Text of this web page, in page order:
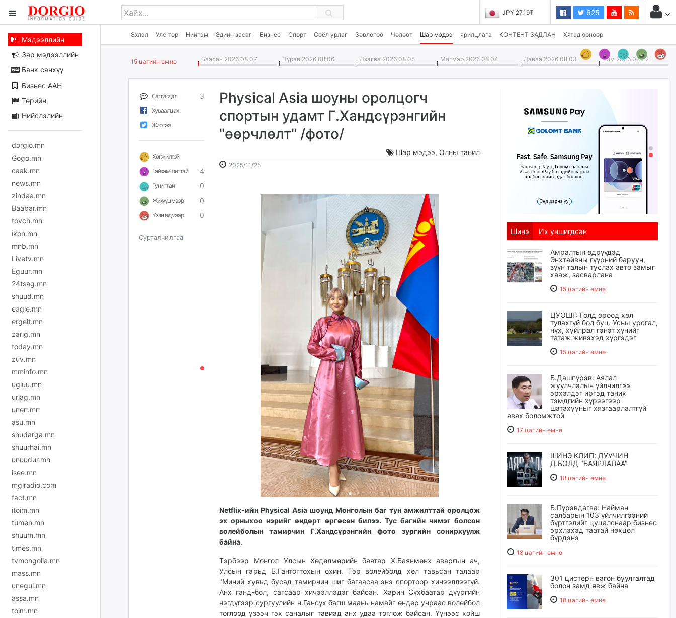
JPY 27.19₮ CHF 3,824.26₮625
Эхлэл Улс төр Нийгэм Эдийн засаг Бизнес Спорт Соёл урлаг Зөвлөгөө Чөлөөт Шар мэдээ ярилцлага КОНТЕНТ ЗАДЛАН Хятад орноор
Мэдээллийн
Зар мэдээллийн
Банк санхүү
Бизнес ААН
Төрийн
Нийслэлийн
dorgio.mn
Gogo.mn
caak.mn
news.mn
zindaa.mn
Baabar.mn
tovch.mn
ikon.mn
mnb.mn
Livetv.mn
Eguur.mn
24tsag.mn
shuud.mn
eagle.mn
ergelt.mn
zarig.mn
today.mn
zuv.mn
mminfo.mn
ugluu.mn
urlag.mn
unen.mn
asu.mn
shudarga.mn
shuurhai.mn
unuudur.mn
isee.mn
mglradio.com
fact.mn
itoim.mn
tumen.mn
shuum.mn
times.mn
tvmongolia.mn
mass.mn
unegui.mn
assa.mn
toim.mn
15 цагийн өмнө Баасан 2026 08 07 Пүрэв 2026 08 06 Лхагва 2026 08 05 Мягмар 2026 08 04 Даваа 2026 08 03 Ням 2026 08 02
Сэтгэгдэл 3
Хуваалцах
Жиргээ
Хөгжилтэй
Гайхамшигтай
4
Гунигтай 0
Жихүүцмээр 0
Үзэн ядмаар 0
Сурталчилгаа
Physical Asia шоуны оролцогч
спортын удамт Г.Хандсүрэнгийн
"өөрчлөлт" /фото/
Шар мэдээ, Олны танил
2025/11/252025-
2026-
Netflix-ийн Physical Asia шоунд Монголын баг тун амжилттай оролцож
эх орныхоо нэрийг өндөрт өргөсөн билээ. Тус багийн чимэг болсон
волейболын тамирчин Г.Хандсүрэнгийн фото зургийн сонирхуулж
байна.
Тэрбээр Монгол Улсын Хөдөлмөрийн баатар Х.Баянмөнх аваргын ач,
Улсын гарьд Б.Гантогтохын охин. Тэр волейболд хөл тавьсан талаар
"Миний хувьд бусад тамирчин шиг багаасаа энэ спортоор хичээллээгүй.
Анх ганд-бол, сагсаар хичээллэдэг байсан. Харин Сүхбаатар дүүргийн
нэгдүгээр сургуулийн н.Гансүх багш маань намайг өндөр учраас волейбол
тоглоод үзээч гэх саналыг тавиад анх удаа тоглож байсан. Үүнээс хойш
Шинэ Их уншигдсан
Амралтын өдрүүдэд
Энхтайвны гүүрний баруун,
зүүн талын туслах авто замыг
хааж, засварлана
15 цагийн өмнө
ЦУОШГ: Голд ороод хөл
тулахгүй бол буц. Усны урсгал,
нүх, хуйлрал гэнэт хүнийг
татаж живэхэд хүргэдэг
15 цагийн өмнө
Б.Дашпүрэв: Аялал
жуулчлалын үйлчилгээ
эрхэлдэг иргэд таних
тэмдгийн хүрээгээр
шатахууныг хязгаарлалтгүй
авах боломжтой
17 цагийн өмнө
ШИНЭ КЛИП: ДУУЧИН
Д.БОЛД "БАЯРЛАЛАА"
18 цагийн өмнө
Б.Пүрэвдагва: Найман
салбарын 103 үйлчилгээний
бүртгэлийг цуцалснаар бизнес
эрхлэхэд таатай нөхцөл
бүрдэнэ
18 цагийн өмнө
301 цистерн вагон буулгалтад
болон замд явж байна
18 цагийн өмнө